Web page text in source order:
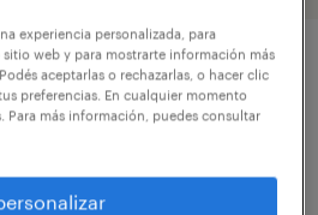
experiencia personalizada, para
web y para mostrarte información más
aceptarlas o rechazarlas, o hacer clic
preferencias. En cualquier momento
Para más información, puedes consultar